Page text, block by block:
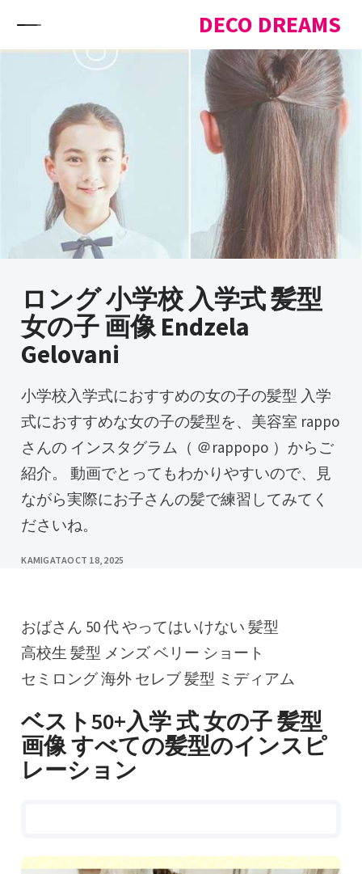
DECO DREAMS
ロング 小学校 入学式 髪型
女の子 画像 Endzela
Gelovani
小学校入学式におすすめの女の子の髪型 入学
式におすすめな女の子の髪型を、美容室 rappo
さんの インスタグラム（ ＠rappopo ）からご
紹介。 動画でとってもわかりやすいので、見
ながら実際にお子さんの髪で練習してみてく
ださいね。
KAMIGATAOCT 18, 2025
おばさん 50 代 やってはいけない 髪型
高校生 髪型 メンズ ベリー ショート
セミロング 海外 セレブ 髪型 ミディアム
ベスト50+入学 式 女の子 髪型
画像 すべての髪型のインスピ
レーション